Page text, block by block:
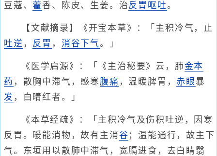
豆蔻、 藿 香、陈皮、生姜。治反胃呕吐。
【文献摘录】《开宝本草》：「主积冷气，止
吐逆 ， 反胃 ， 消谷 下气。」
《医学启源》：「《主治秘要》云，肺金本
药 ，散胸中滞气，感寒 腹痛 ，温暖脾胃， 赤眼 暴
发 ，白睛红者。」
《本草经疏》：「主积冷气及伤积吐逆，因寒
反胃。暖能消物，故有主消 谷 ；温能通行，故主下
气。东垣用以散肺中滞气，宽膈进食，去白睛翳